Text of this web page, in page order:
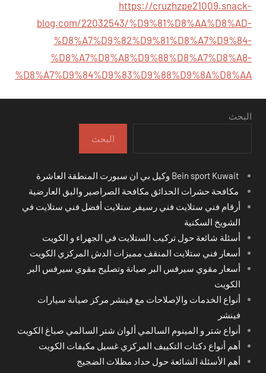
https://cruzhzpe21009.snack-
blog.com/22032543/%D9%81%D8%AA%D8%AD-
%D8%A7%D9%82%D9%81%D8%A7%D9%84-
%D8%A7%D8%A8%D9%88%D8%A7%D8%A8-
%D8%A7%D9%84%D9%83%D9%88%D9%8A%D8%AA
البحث
البحث
مكافحة حشرات الحدائق مكافحة الصراصير والبق العارضية
أرقام فني ستلايت فني رسيفر ستلايت أفضل فني ستلايت في
الشويخ السكنية
أسئلة شائعة حول تركيب الستلايت في الجهراء و الكويت
أسعار فني ستلايت المنقف مميزات الدش المركزي الكويت
أسعار مقوي سيرفس البر صيانة وتصليح مقوي سيرفس البر
الكويت
أنواع الخدمات والإصلاحات مع فينشر مركز صيانة سيارات
فينشر
أنواع شتر و المينوم السالمي ألوان شتر السالمي صباغ الكويت
أهم أنواع دكتات التكييف المركزي غسيل مكيفات الكويت
أهم الأسئلة الشائعة حول حداد مظلات الضجيج